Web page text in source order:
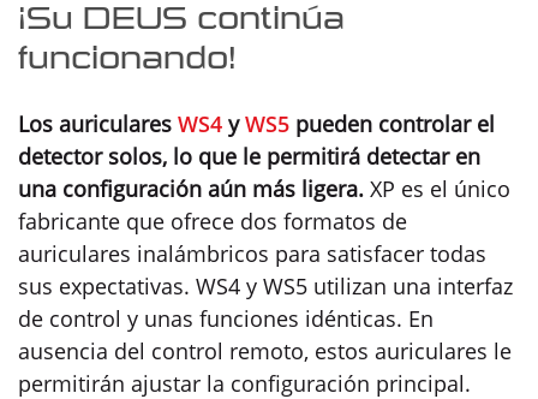
¡Su DEUS continúa
funcionando!
Los auriculares WS4 yWS5 pueden controlar el
detector solos, lo que le permitirá detectar en
una configuración aún más ligera. XP es el único
fabricante que ofrece dos formatos de
auriculares inalámbricos para satisfacer todas
sus expectativas. WS4 y WS5 utilizan una interfaz
de control y unas funciones idénticas. En
ausencia del control remoto, estos auriculares le
permitirán ajustar la configuración principal.